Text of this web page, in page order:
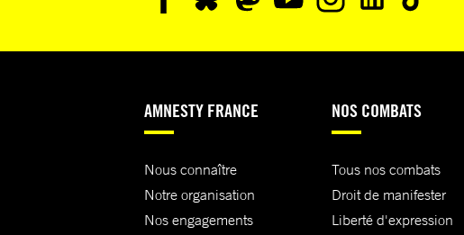
AMNESTY FRANCE
Nous connaître
Notre organisation
Nos engagements
NOS COMBATS
Tous nos combats
Droit de manifester
Liberté d'expression